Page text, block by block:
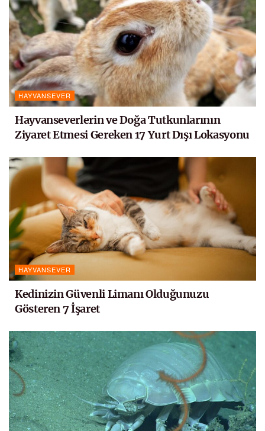
HAYVANSEVER
Hayvanseverlerin ve Doğa Tutkunlarının
Ziyaret Etmesi Gereken 17 Yurt Dışı Lokasyonu
HAYVANSEVER
Kedinizin Güvenli Limanı Olduğunuzu
Gösteren 7 İşaret